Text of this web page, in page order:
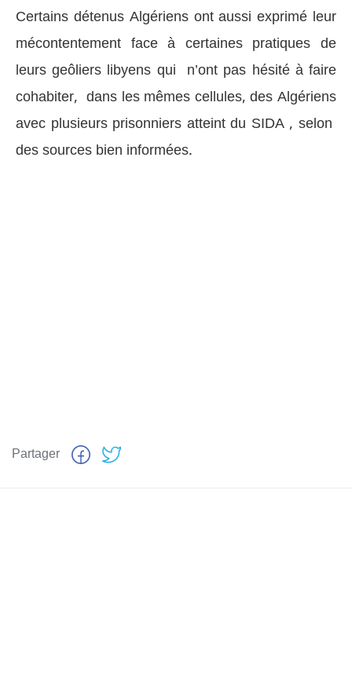
Certains détenus Algériens ont aussi exprimé leur
mécontentement face à certaines pratiques de
leurs geôliers libyens qui n’ont pas hésité à faire
cohabiter, dans les mêmes cellules, des Algériens
avec plusieurs prisonniers atteint du SIDA , selon
des sources bien informées.
Partager